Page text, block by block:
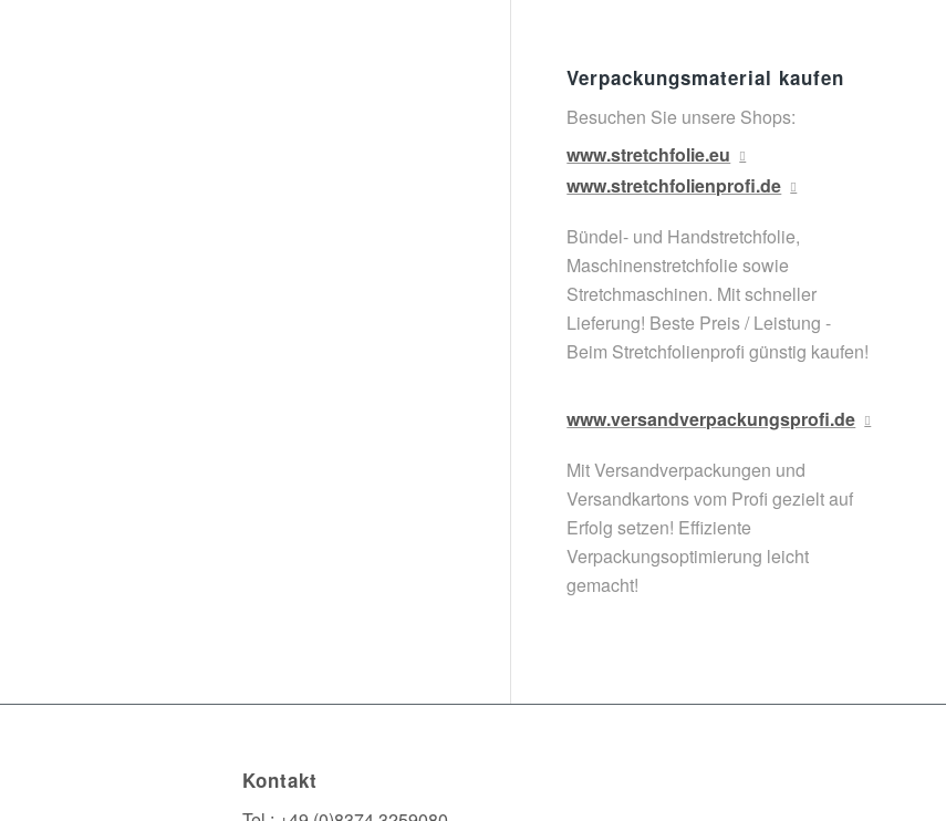
Verpackungsmaterial kaufen
Besuchen Sie unsere Shops:
www.stretchfolie.eu
www.stretchfolienprofi.de
Bündel- und Handstretchfolie,
Maschinenstretchfolie sowie
Stretchmaschinen. Mit schneller
Lieferung! Beste Preis / Leistung -
Beim Stretchfolienprofi günstig kaufen!
www.versandverpackungsprofi.de
Mit Versandverpackungen und
Versandkartons vom Profi gezielt auf
Erfolg setzen! Effiziente
Verpackungsoptimierung leicht
gemacht!
Kontakt